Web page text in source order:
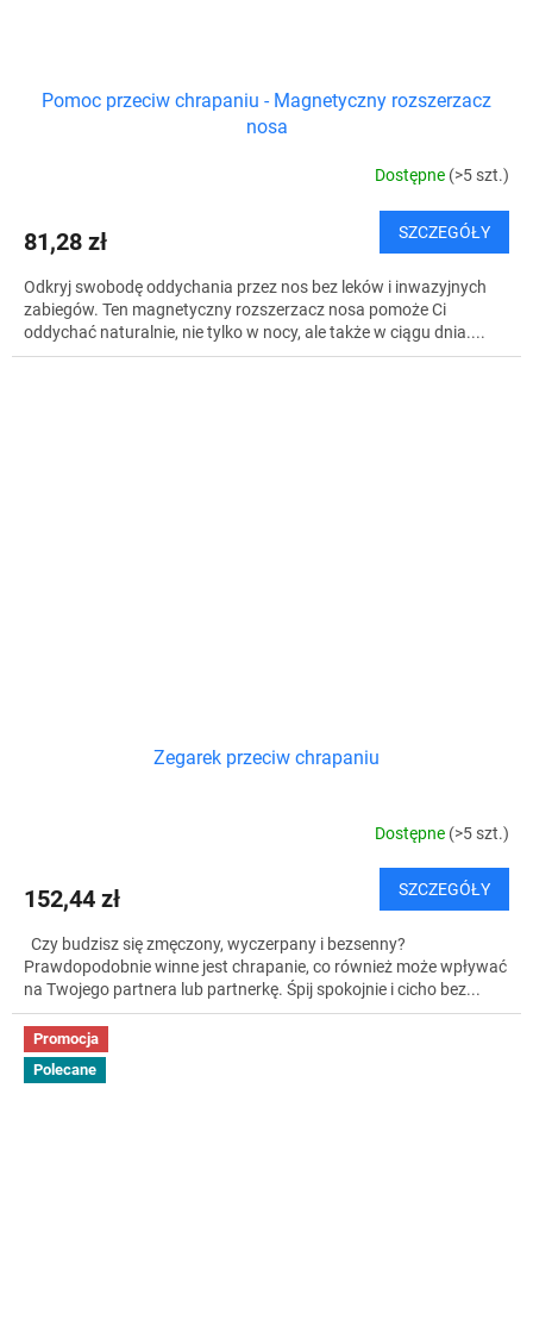
Pomoc przeciw chrapaniu - Magnetyczny rozszerzacz
nosa
Dostępne (>5 szt.)
81,28 zł SZCZEGÓŁY
Odkryj swobodę oddychania przez nos bez leków i inwazyjnych
zabiegów. Ten magnetyczny rozszerzacz nosa pomoże Ci
oddychać naturalnie, nie tylko w nocy, ale także w ciągu dnia....
Zegarek przeciw chrapaniu
Dostępne (>5 szt.)
152,44 zł SZCZEGÓŁY
Czy budzisz się zmęczony, wyczerpany i bezsenny?
Prawdopodobnie winne jest chrapanie, co również może wpływać
na Twojego partnera lub partnerkę. Śpij spokojnie i cicho bez...
Promocja
Polecane